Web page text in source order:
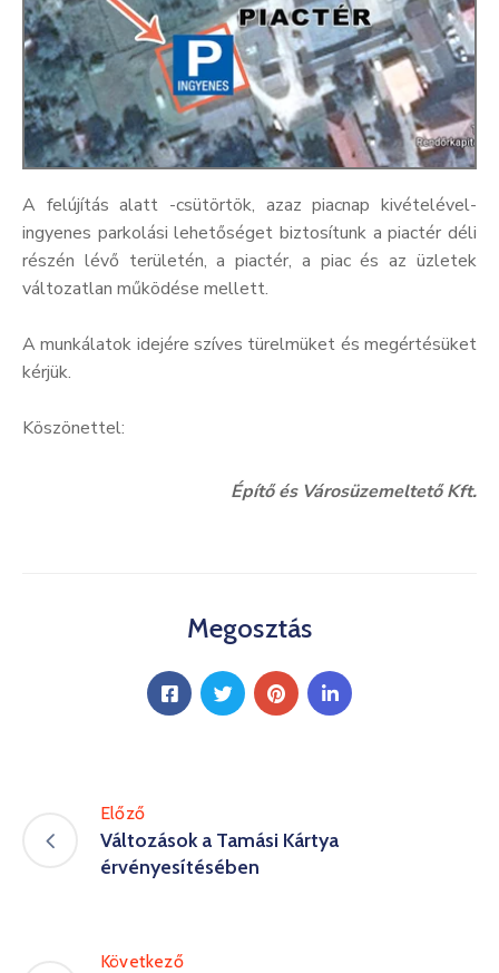
A felújítás alatt -csütörtök, azaz piacnap kivételével-
ingyenes parkolási lehetőséget biztosítunk a piactér déli
részén lévő területén, a piactér, a piac és az üzletek
változatlan működése mellett.
A munkálatok idejére szíves türelmüket és megértésüket
kérjük.
Köszönettel:
Építő és Városüzemeltető Kft.
Megosztás
Előző
Változások a Tamási Kártya
érvényesítésében
Következő